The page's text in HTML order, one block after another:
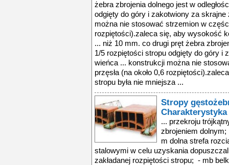
żebra zbrojenia dolnego jest w
odgięty do góry i zakotwiony za
można nie stosować strzemion w
rozpiętości).zaleca się, aby wysokość
... niż 10 mm. co drugi pręt żebra
1/5 rozpiętości stropu odgięty do góry i
wieńca ... konstrukcji można nie
przęsła (na około 0,6
stropu była nie mniejsza ...
Stropy
... przekroju
zbrojeniem
m dolna strefa
stalowymi w celu uzyskania
zakładanej rozpiętości stropu; - mb